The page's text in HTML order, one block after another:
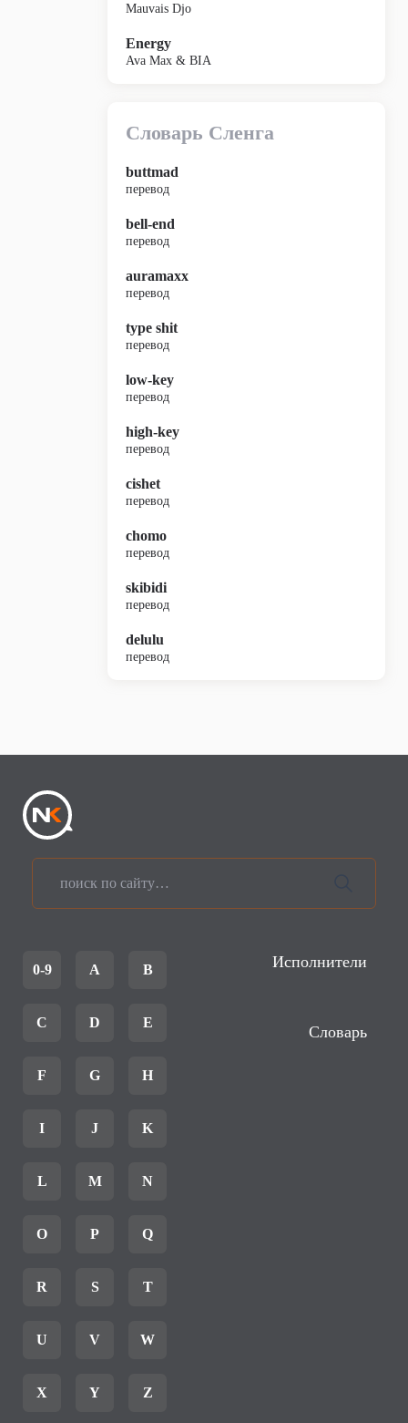
Mauvais Djo
Energy
Ava Max & BIA
Словарь Сленга
buttmad
перевод
bell-end
перевод
auramaxx
перевод
type shit
перевод
low-key
перевод
high-key
перевод
cishet
перевод
chomo
перевод
skibidi
перевод
delulu
перевод
0-9 A B
C D E
F G H
I J K
L M N
O P Q
R S T
U V W
X Y Z
Исполнители
Словарь